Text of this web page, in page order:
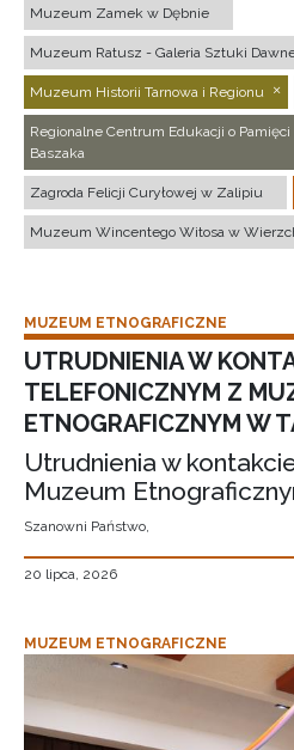
Muzeum Zamek w Dębnie
Muzeum Ratusz - Galeria Sztuki
Muzeum Historii Tarnowa i Regionu
Regionalne Centrum Edukacji o
Baszaka
Zagroda Felicji Curyłowej w Zalipiu
Muzeum Wincentego Witosa w
MUZEUM ETNOGRAFICZNE
UTRUDNIENIA W
TELEFONICZNYM Z
ETNOGRAFICZNYM W
Utrudnienia w
Muzeum
Szanowni Państwo,
20 lipca, 2026
MUZEUM ETNOGRAFICZNE